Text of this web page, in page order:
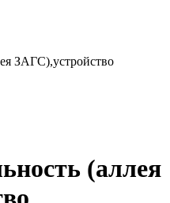
ЗАГС),устройство
(аллея